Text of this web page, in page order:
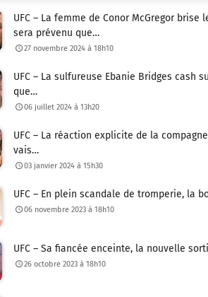
UFC – La femme de Conor McGregor
sera prévenu que…
27 novembre 2024 à 18h10
UFC – La sulfureuse Ebanie Bridges cash
que…
06 juillet 2024 à 13h20
UFC – La réaction explicite de la
vais…
03 janvier 2024 à 15h30
UFC – En plein scandale de tromperie, la
06 novembre 2023 à 18h10
UFC – Sa fiancée enceinte, la nouvelle
26 octobre 2023 à 18h10